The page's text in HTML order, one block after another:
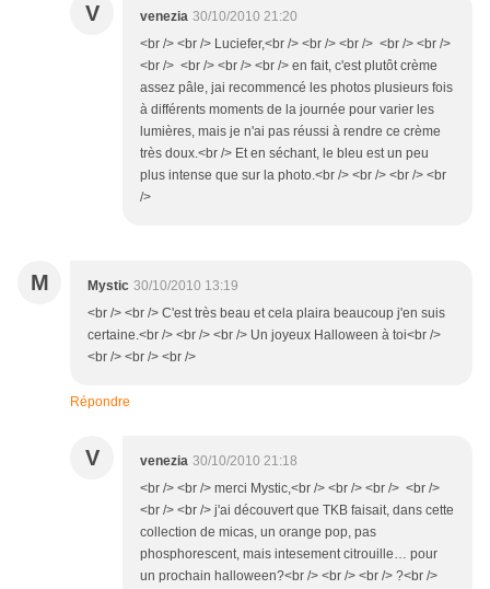
V venezia 30/10/2010 21:20
<br /> <br /> Luciefer,<br /> <br /> <br /> <br /> <br />
<br /> <br /> <br /> <br /> en fait, c'est plutôt crème
assez pâle, jai recommencé les photos plusieurs fois
à différents moments de la journée pour varier les
lumières, mais je n'ai pas réussi à rendre ce crème
très doux.<br /> Et en séchant, le bleu est un peu
plus intense que sur la photo.<br /> <br /> <br /> <br
/>
M Mystic 30/10/2010 13:19
<br /> <br /> C'est très beau et cela plaira beaucoup j'en suis
certaine.<br /> <br /> <br /> Un joyeux Halloween à toi<br />
<br /> <br /> <br />
Répondre
V venezia 30/10/2010 21:18
<br /> <br /> merci Mystic,<br /> <br /> <br /> <br />
<br /> <br /> j'ai découvert que TKB faisait, dans cette
collection de micas, un orange pop, pas
phosphorescent, mais intesement citrouille… pour
un prochain halloween?<br /> <br /> <br /> ?<br />